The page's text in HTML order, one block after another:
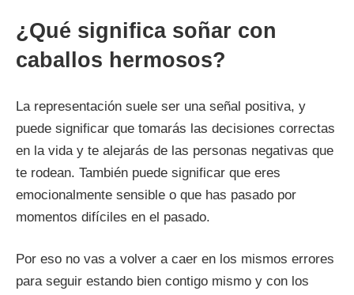
¿Qué significa soñar con
caballos hermosos?
La representación suele ser una señal positiva, y
puede significar que tomarás las decisiones correctas
en la vida y te alejarás de las personas negativas que
te rodean. También puede significar que eres
emocionalmente sensible o que has pasado por
momentos difíciles en el pasado.
Por eso no vas a volver a caer en los mismos errores
para seguir estando bien contigo mismo y con los